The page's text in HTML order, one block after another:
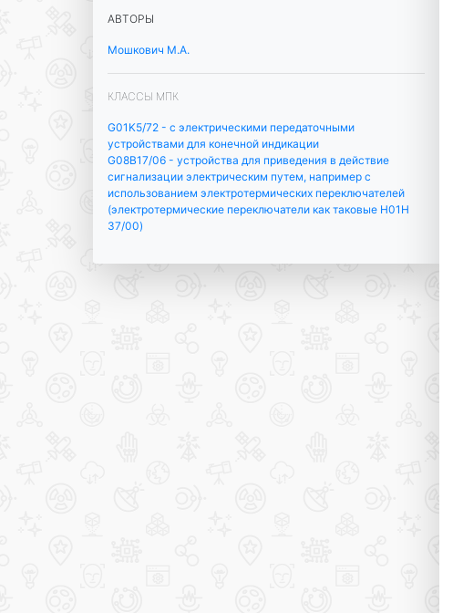
АВТОРЫ
Мошкович М.А.
КЛАССЫ МПК
G01K5/72 - с электрическими передаточными
устройствами для конечной индикации
G08B17/06 - устройства для приведения в действие
сигнализации электрическим путем, например с
использованием электротермических переключателей
(электротермические переключатели как таковые H01H
37/00)